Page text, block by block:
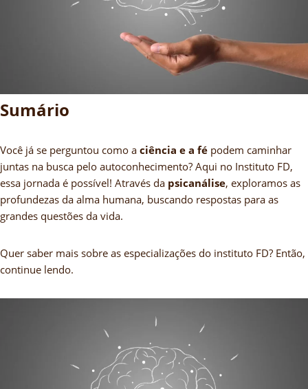
Sumário
Você já se perguntou como a ciência e a fé podem caminhar
juntas na busca pelo autoconhecimento? Aqui no Instituto FD,
essa jornada é possível! Através da psicanálise, exploramos as
profundezas da alma humana, buscando respostas para as
grandes questões da vida.
Quer saber mais sobre as especializações do instituto FD? Então,
continue lendo.